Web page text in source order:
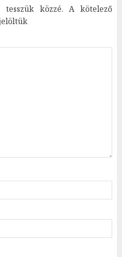
közzé. A kötelező